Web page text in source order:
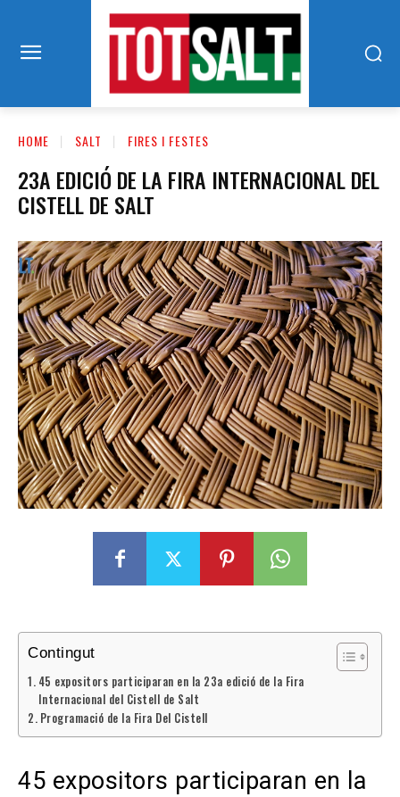
HOME SALT FIRES I FESTES
23A EDICIÓ DE LA FIRA INTERNACIONAL DEL
CISTELL DE SALT
Contingut
45 expositors participaran en la 23a edició de la Fira
Internacional del Cistell de Salt
Programació de la Fira Del Cistell
45 expositors participaran en la